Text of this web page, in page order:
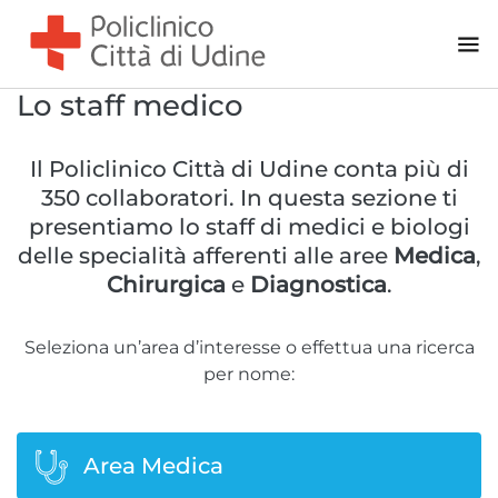
Chirurgia Generale - Urologia
Chirurgia Oculistica
Chirurgia Ortopedica
Chirurgia Plastica
Gastroenterologia - Endoscopia Digestiva
Ginecologia - Ostetricia
PMA di I e II livello
Diagnostica per immagini | Radiologia
Eco-Color-Doppler vascolare
Medicina di laboratorio
Lo staff medico
Il Policlinico Città di Udine conta più di
350 collaboratori. In questa sezione ti
presentiamo lo staff di medici e biologi
delle specialità afferenti alle aree Medica,
Chirurgica e Diagnostica.
Seleziona un’area d’interesse o effettua una ricerca
per nome:
Area Medica